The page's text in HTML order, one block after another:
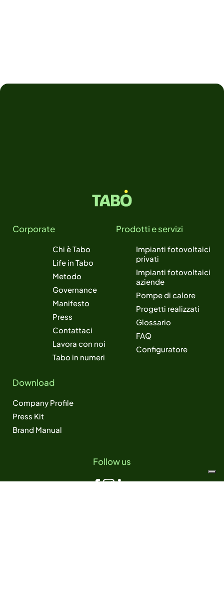
Corporate
Chi è Tabo
Life in Tabo
Metodo
Governance
Manifesto
Press
Contattaci
Lavora con noi
Tabo in numeri
Prodotti e servizi
Impianti fotovoltaici
privati
Impianti fotovoltaici
aziende
Pompe di calore
Progetti realizzati
Glossario
FAQ
Configuratore
Download
Company Profile
Press Kit
Brand Manual
Follow us